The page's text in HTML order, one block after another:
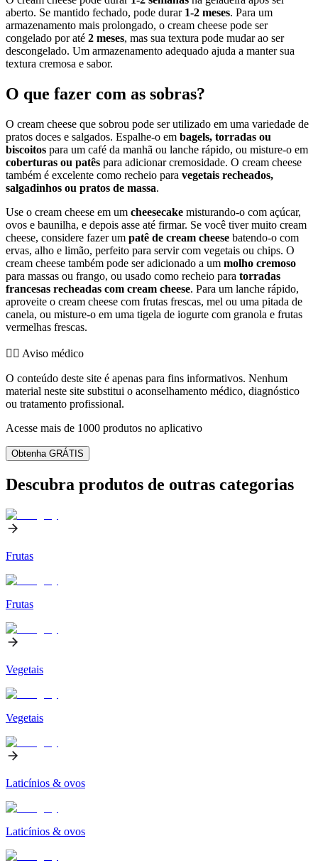
aberto. Se mantido fechado, pode durar 1-2 meses. Para um
armazenamento mais prolongado, o cream cheese pode ser
congelado por até 2 meses, mas sua textura pode mudar ao ser
descongelado. Um armazenamento adequado ajuda a manter sua
textura cremosa e sabor.
O que fazer com as sobras?
O cream cheese que sobrou pode ser utilizado em uma variedade de
pratos doces e salgados. Espalhe-o em bagels, torradas ou
biscoitos para um café da manhã ou lanche rápido, ou misture-o em
coberturas ou patês para adicionar cremosidade. O cream cheese
também é excelente como recheio para vegetais recheados,
salgadinhos ou pratos de massa.
Use o cream cheese em um cheesecake misturando-o com açúcar,
ovos e baunilha, e depois asse até firmar. Se você tiver muito cream
cheese, considere fazer um patê de cream cheese batendo-o com
ervas, alho e limão, perfeito para servir com vegetais ou chips. O
cream cheese também pode ser adicionado a um molho cremoso
para massas ou frango, ou usado como recheio para torradas
francesas recheadas com cream cheese. Para um lanche rápido,
aproveite o cream cheese com frutas frescas, mel ou uma pitada de
canela, ou misture-o em uma tigela de iogurte com granola e frutas
vermelhas frescas.
👨‍⚕️️ Aviso médico
O conteúdo deste site é apenas para fins informativos. Nenhum
material neste site substitui o aconselhamento médico, diagnóstico
ou tratamento profissional.
Acesse mais de 1000 produtos no aplicativo
Obtenha GRÁTIS
Descubra produtos de outras categorias
Frutas
Frutas
Vegetais
Vegetais
Laticínios & ovos
Laticínios & ovos